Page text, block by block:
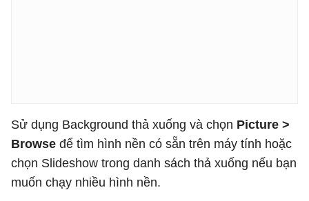
Sử dụng Background thả xuống và chọn Picture >
Browse để tìm hình nền có sẵn trên máy tính hoặc
chọn Slideshow trong danh sách thả xuống nếu bạn
muốn chạy nhiều hình nền.